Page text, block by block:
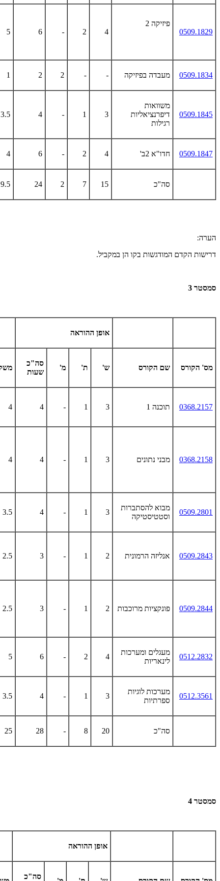
0509.1829
פיזיקה 2
4
2
-
6
5
0509.1834 מעבדה בפיזיקה -
-
2
2
1
0509.1845
משוואות
דיפרנציאליות
רגילות
3
1
-
4
3.5
0509.1847 חדו"א 2ב' 4
2
-
6
4
סה"כ 15
7
2
24
הערה:
דרישות הקדם המודגשות בקו הן במקביל.
סמסטר 3
אופן ההוראה
מס' הקורס שם הקורס ש' ת' מ'
סה"כ
שעות
0368.2157 תוכנה 1 3
1
-
4
4
0368.2158 מבני נתונים 3
1
-
4
4
0509.2801
מבוא להסתברות
וסטטיסטיקה
3
1
-
4
3.5
0509.2843 אנליזה הרמונית 2
1
-
3
2.5
0509.2844 פונקציות מרוכבות 2
1
-
3
2.5
0512.2832
מעגלים ומערכות
לינאריות
4
2
-
6
5
0512.3561
מערכות לוגיות
ספרתיות
3
1
-
4
3.5
סה"כ 20
8
-
28
25
סמסטר 4
אופן ההוראה
סה"כ